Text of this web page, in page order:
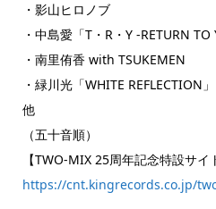
・影山ヒロノブ
・中島愛「T・R・Y -RETURN TO
・南里侑香 with TSUKEMEN
・緑川光「WHITE REFLECTION」
他
（五十音順）
【TWO-MIX 25周年記念特設サイ
https://cnt.kingrecords.co.jp/